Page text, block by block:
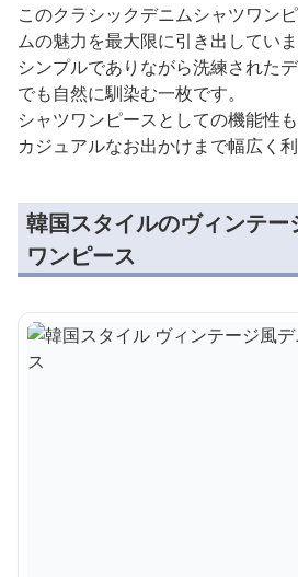
このクラシックデニムシャツワン
ムの魅力を最大限に引き出していま
シンプルでありながら洗練された
でも自然に馴染む一枚です。
シャツワンピースとしての機能性
カジュアルなお出かけまで幅広く利
韓国スタイルのヴィンテー
ワンピース